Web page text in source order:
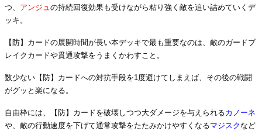
つ、 アンジュの持続回復効果も受けながら粘り強く敵を追い詰めていくデ
ッキ。
【防】カードの展開時間が長い本デッキで最も重要なのは、敵のガードブ
レイクカードや貫通攻撃をうまくかわすこと。
数少ない【防】カードへの対抗手段を1度避けてしまえば、その後の戦闘
がグッと楽になる。
自由枠には、【防】カードを破壊しつつ大ダメージを与えられるカノーネ
や、敵の行動速度を下げて通常攻撃をたたみかけやすくなるマジスクなど